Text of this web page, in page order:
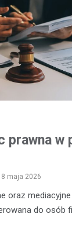
prawna w
maja 2026
oraz
do osób